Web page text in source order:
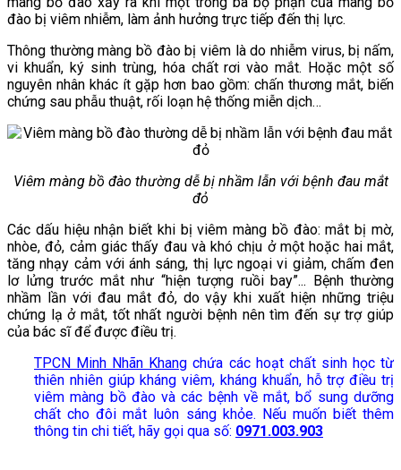
đào bị viêm nhiễm, làm ảnh hưởng trực tiếp đến thị lực.
Thông thường màng bồ đào bị viêm là do nhiễm virus, bị nấm,
vi khuẩn, ký sinh trùng, hóa chất rơi vào mắt. Hoặc một số
nguyên nhân khác ít gặp hơn bao gồm: chấn thương mắt, biến
chứng sau phẫu thuật, rối loạn hệ thống miễn dịch…
Viêm màng bồ đào thường dễ bị nhầm lẫn với bệnh đau mắt
đỏ
Các dấu hiệu nhận biết khi bị viêm màng bồ đào: mắt bị mờ,
nhòe, đỏ, cảm giác thấy đau và khó chịu ở một hoặc hai mắt,
tăng nhạy cảm với ánh sáng, thị lực ngoại vi giảm, chấm đen
lơ lửng trước mắt như “hiện tượng ruồi bay”... Bệnh thường
nhầm lần với đau mắt đỏ, do vậy khi xuất hiện những triệu
chứng lạ ở mắt, tốt nhất người bệnh nên tìm đến sự trợ giúp
của bác sĩ để được điều trị.
TPCN Minh Nhãn Khang chứa các hoạt chất sinh học từ
thiên nhiên giúp kháng viêm, kháng khuẩn, hỗ trợ điều trị
viêm màng bồ đào và các bệnh về mắt, bổ sung dưỡng
chất cho đôi mắt luôn sáng khỏe. Nếu muốn biết thêm
thông tin chi tiết, hãy gọi qua số: 0971.003.903